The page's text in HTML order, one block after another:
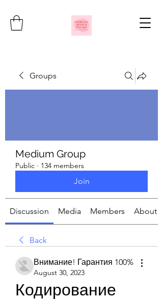
Groups
Medium Group
Public · 134 members
Join
Discussion Media Members About
Back
Внимание! Гарантия 100%
August 30, 2023
Кодирование